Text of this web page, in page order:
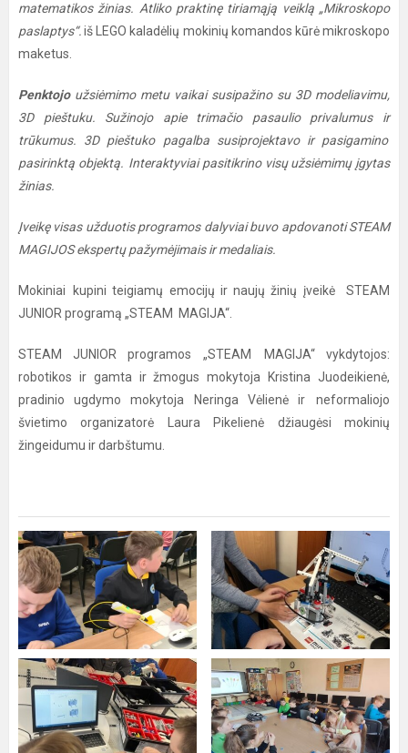
matematikos žinias. Atliko praktinę tiriamąją veiklą „Mikroskopo
paslaptys“.iš LEGO kaladėlių mokinių komandos kūrė mikroskopo
maketus.
Penktojoužsiėmimo metu vaikai susipažino su 3D modeliavimu,
3D pieštuku. Sužinojo apie trimačio pasaulio privalumus ir
trūkumus. 3D pieštuko pagalba susiprojektavo ir pasigamino
pasirinktą objektą. Interaktyviai pasitikrino visų užsiėmimų įgytas
žinias.
Įveikę visas užduotis programos dalyviai buvo apdovanoti STEAM
MAGIJOS ekspertų pažymėjimais ir medaliais.
Mokiniai kupini teigiamų emocijų ir naujų žinių įveikė STEAM
JUNIOR programą „STEAM MAGIJA“.
STEAM JUNIOR programos „STEAM MAGIJA“ vykdytojos:
robotikos ir gamta ir žmogus mokytoja Kristina Juodeikienė,
pradinio ugdymo mokytoja Neringa Vėlienė ir neformaliojo
švietimo organizatorė Laura Pikelienė džiaugėsi mokinių
žingeidumu ir darbštumu.